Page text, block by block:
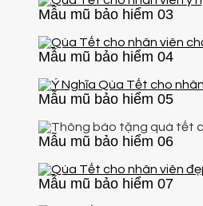
Mẫu mũ bảo hiểm 03
Mẫu mũ bảo hiểm 04
Mẫu mũ bảo hiểm 05
Mẫu mũ bảo hiểm 06
Mẫu mũ bảo hiểm 07